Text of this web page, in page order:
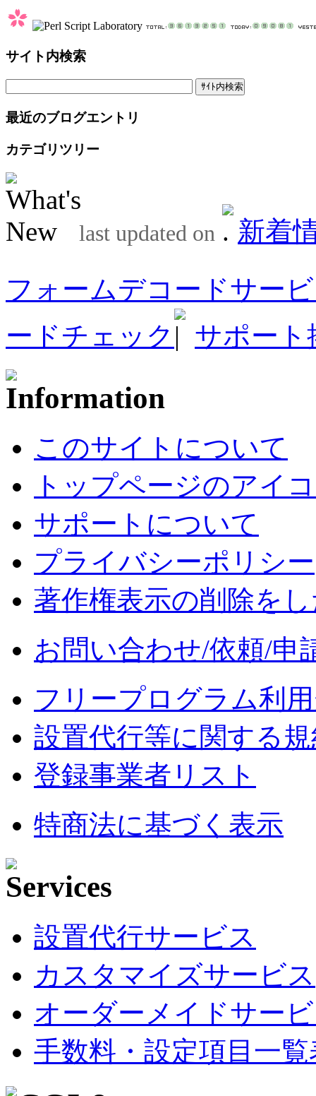
サイト内検索
最近のブログエントリ
カテゴリツリー
last updated on
新着
フォームデコードサー
ードチェック
サポート
このサイトについて
トップページのアイ
サポートについて
プライバシーポリシー
著作権表示の削除を
お問い合わせ/依頼/申
フリープログラム利
設置代行等に関する
登録事業者リスト
特商法に基づく表示
設置代行サービス
カスタマイズサービス
オーダーメイドサー
手数料・設定項目一覧